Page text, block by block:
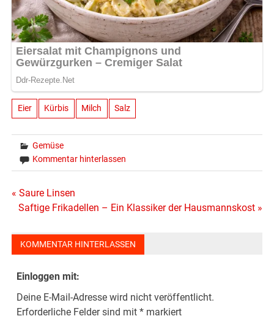
Eier Kürbis Milch Salz
Gemüse
Kommentar hinterlassen
Beitragsnavigation
« Saure Linsen
Saftige Frikadellen – Ein Klassiker der Hausmannskost »
KOMMENTAR HINTERLASSEN
Einloggen mit:
Deine E-Mail-Adresse wird nicht veröffentlicht.
Erforderliche Felder sind mit* markiert